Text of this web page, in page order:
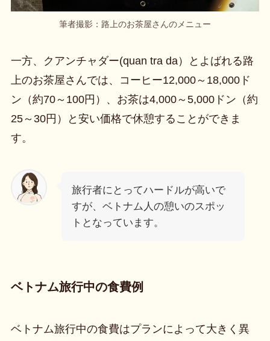
筆者撮影：路上のお茶屋さんのメニュー
一方、クアンチャダー(quan tra da）とよばれる路
上のお茶屋さんでは、コーヒー12,000～18,000ド
ン（約70～100円）、お茶は4,000～5,000ドン（約
25～30円）と安い価格で休憩することができま
す。
旅行者にとってハードルが高いで
すが、ベトナム人の憩いのスポッ
トとなっています。
ベトナム旅行中の食費例
ベトナム旅行中の食費はプランによって大きく異